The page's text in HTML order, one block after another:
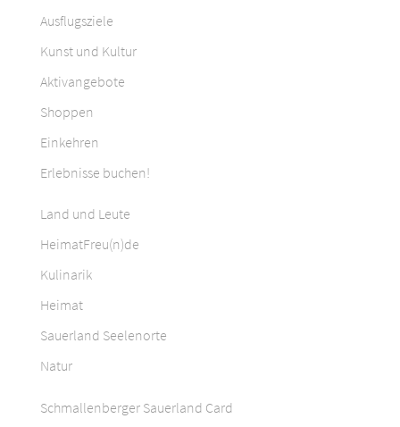
Ausflugsziele
Kunst und Kultur
Aktivangebote
Shoppen
Einkehren
Erlebnisse buchen!
Land und Leute
HeimatFreu(n)de
Kulinarik
Heimat
Sauerland Seelenorte
Natur
Schmallenberger Sauerland Card